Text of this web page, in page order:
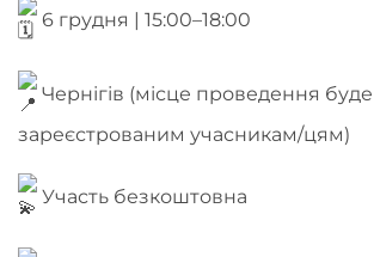
6 грудня | 15:00–18:00
Чернігів (місце проведення
зареєстрованим учасникам/цям)
Участь безкоштовна